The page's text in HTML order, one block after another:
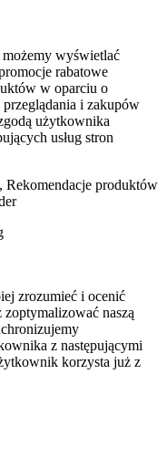
możemy wyświetlać
rabatowe
w oparciu o
i zakupów
użytkownika
usług stron
produktów
zrozumieć i ocenić
zoptymalizować naszą
z następującymi
korzysta już z